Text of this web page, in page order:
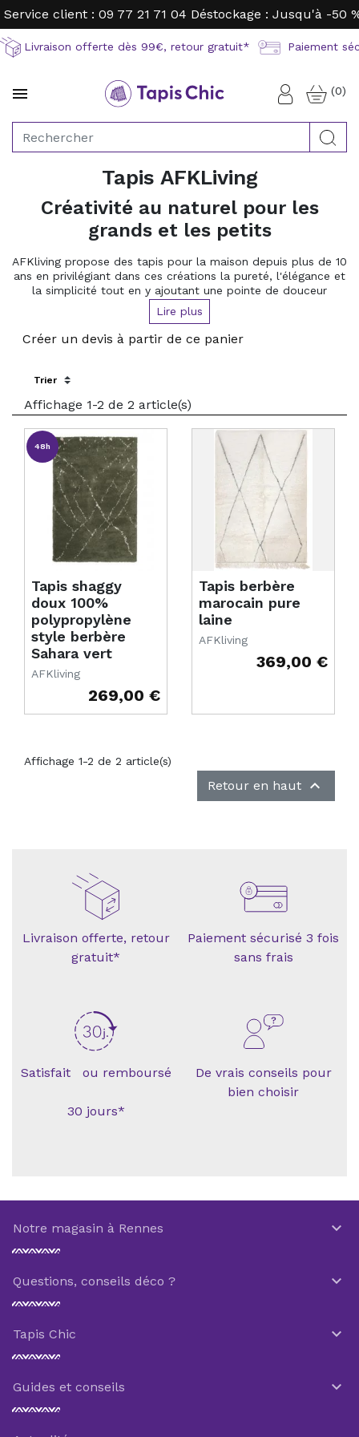
Service client : 09 77 21 71 04 Déstockage : Jusqu'à -50
Livraison offerte dès 99€, retour gratuit* Paiement
 Connexion
(0)
Tapis AFKLiving
Créativité au naturel pour les
grands et les petits
AFKliving propose des tapis pour la maison depuis plus de 10
ans en privilégiant dans ces créations la pureté, l'élégance et
la simplicité tout en y ajoutant une pointe de douceur
Les produits sont réalisés dans des matériaux respectueux
de l'environnement et les dessins développent un esprit
scandinave Hygge symbole de confort, de famille et de bien-
Lire plus
Créer un devis à partir de ce panier
Sort by:
Affichage 1-2 de 2 article(s)
Tapis shaggy
doux 100%
polypropylène
style berbère
Sahara vert
AFKliving
269,00 €
48h
Tapis berbère
marocain pure
laine
AFKliving
369,00 €
Affichage 1-2 de 2 article(s)
Retour en haut 
Livraison offerte, retour
gratuit*
Paiement sécurisé 3 fois
sans frais
Satisfait ou remboursé
30 jours*
De vrais conseils pour
bien choisir
Notre magasin à Rennes 
Questions, conseils déco ? 
Tapis Chic 
Guides et conseils 